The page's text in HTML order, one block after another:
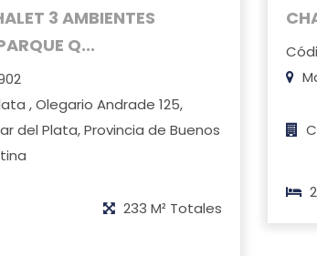
3 AMBIENTES
Q...
, Olegario Andrade 125,
del Plata, Provincia de Buenos
233 M² Totales